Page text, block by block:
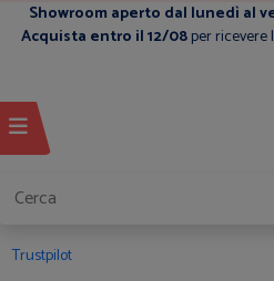
Showroom aperto dal lunedì al
Acquista entro il 12/08per ricevere
Trustpilot